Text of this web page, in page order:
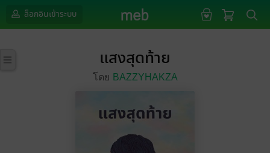
ล็อกอินเข้าระบบ
แสงสุดท้าย
โดย BAZZYHAKZA